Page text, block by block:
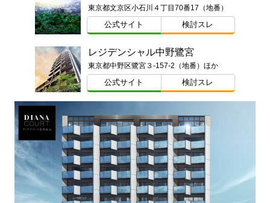
東京都文京区小石川４丁目70番17（地番）
公式サイト 検討スレ
レジデンシャル中野鷺宮
東京都中野区鷺宮３-157-2（地番）ほか
公式サイト 検討スレ